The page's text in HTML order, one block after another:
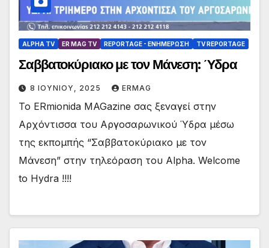
ALPHA TV ER MAG TV REPORTAGE - EΝΗΜΈΡΩΣΗ TV REPORTAGE
Σαββατοκύριακο με τον Μάνεση: Ύδρα
8 ΙΟΥΝΊΟΥ, 2025 ERMAG
Το ERmionida MAGazine σας ξεναγεί στην
Αρχόντισσα του Αργοσαρωνικού Ύδρα μέσω
της εκπομπής “Σαββατοκύριακο με τον
Μάνεση” στην τηλεόραση του Alpha. Welcome
to Hydra !!!!